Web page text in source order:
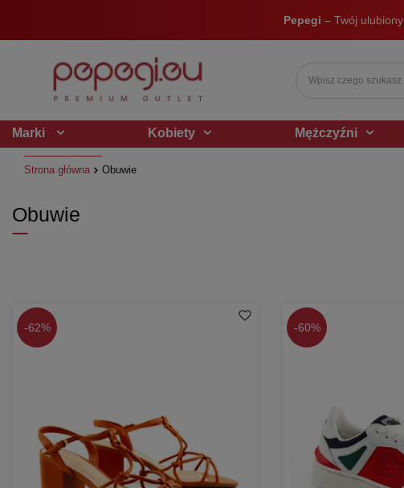
Pepegi – Twój ulubiony
Marki Kobiety Mężczyźni
Strona główna Obuwie
Obuwie
-62% -60%